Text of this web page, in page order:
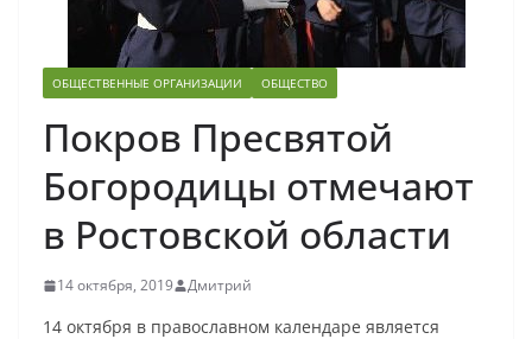
ОБЩЕСТВЕННЫЕ ОРГАНИЗАЦИИ ОБЩЕСТВО
Покров Пресвятой
Богородицы отмечают
в Ростовской области
14 октября, 2019 Дмитрий
14 октября в православном календаре является